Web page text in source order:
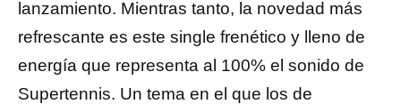
lanzamiento. Mientras tanto, la novedad más
refrescante es este single frenético y lleno de
energía que representa al 100% el sonido de
Supertennis. Un tema en el que los de